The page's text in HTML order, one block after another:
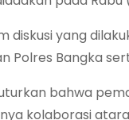
diskusi yang
Polres Bangka
bahwa
kolaborasi